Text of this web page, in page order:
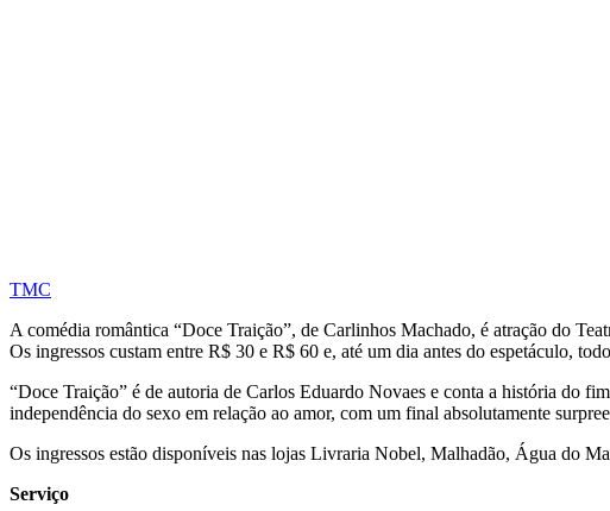
TMC
A comédia romântica “Doce Traição”, de Carlinhos Machado, é atração do
Os ingressos custam entre R$ 30 e R$ 60 e, até um dia antes do espetáculo,
“Doce Traição” é de autoria de Carlos Eduardo Novaes e conta a história do
independência do sexo em relação ao amor, com um final absolutamente
Os ingressos estão disponíveis nas lojas Livraria Nobel, Malhadão, Água do
Serviço